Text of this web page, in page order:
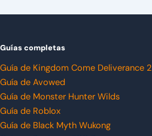
Guías completas
Guía de Kingdom Come Deliverance 2
Guía de Avowed
Guía de Monster Hunter Wilds
Guía de Roblox
Guía de Black Myth Wukong